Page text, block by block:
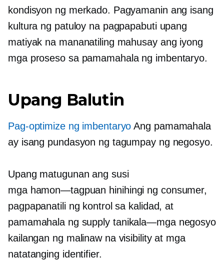
kondisyon ng merkado. Pagyamanin ang isang
kultura ng patuloy na pagpapabuti upang
matiyak na mananatiling mahusay ang iyong
mga proseso sa pamamahala ng imbentaryo.
Upang Balutin
Pag-optimize ng imbentaryo Ang pamamahala
ay isang pundasyon ng tagumpay ng negosyo.
Upang matugunan ang susi
mga hamon—tagpuan hinihingi ng consumer,
pagpapanatili ng kontrol sa kalidad, at
pamamahala ng supply tanikala—mga negosyo
kailangan ng malinaw na visibility at mga
natatanging identifier.